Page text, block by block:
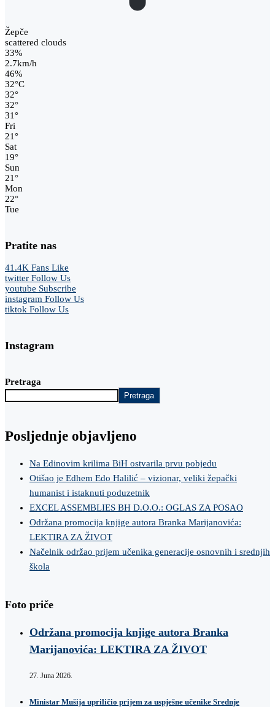
Žepče
scattered clouds
33%
2.7km/h
46%
32°C
32°
32°
31°
Fri
21°
Sat
19°
Sun
21°
Mon
22°
Tue
Pratite nas
41.4K Fans Like
twitter Follow Us
youtube Subscribe
instagram Follow Us
tiktok Follow Us
Instagram
Pretraga
Pretraga
Posljednje objavljeno
Na Edinovim krilima BiH ostvarila prvu pobjedu
Otišao je Edhem Edo Halilić – vizionar, veliki žepački
humanist i istaknuti poduzetnik
EXCEL ASSEMBLIES BH D.O.O.: OGLAS ZA POSAO
Održana promocija knjige autora Branka Marijanovića:
LEKTIRA ZA ŽIVOT
Načelnik održao prijem učenika generacije osnovnih i srednjih
škola
Foto priče
Održana promocija knjige autora Branka
Marijanovića: LEKTIRA ZA ŽIVOT
27. Juna 2026.
Ministar Mušija upriličio prijem za uspješne učenike Srednje